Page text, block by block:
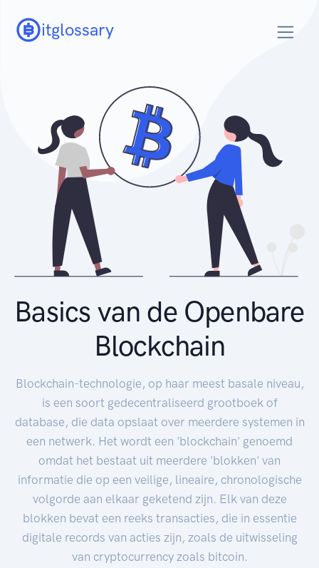
itglossary
Basics van de Openbare
Blockchain
Blockchain-technologie, op haar meest basale niveau,
is een soort gedecentraliseerd grootboek of
database, die data opslaat over meerdere systemen in
een netwerk. Het wordt een 'blockchain' genoemd
omdat het bestaat uit meerdere 'blokken' van
informatie die op een veilige, lineaire, chronologische
volgorde aan elkaar geketend zijn. Elk van deze
blokken bevat een reeks transacties, die in essentie
digitale records van acties zijn, zoals de uitwisseling
van cryptocurrency zoals bitcoin.